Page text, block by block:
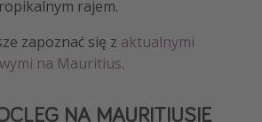
rajem.
zapoznać się z aktualnymi
na Mauritius.
NA MAURITIUSIE